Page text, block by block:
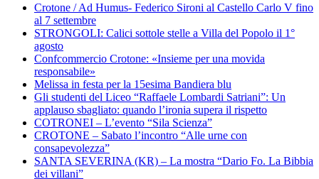
Crotone / Ad Humus- Federico Sironi al Castello Carlo V fino
al 7 settembre
STRONGOLI: Calici sottole stelle a Villa del Popolo il 1°
agosto
Confcommercio Crotone: «Insieme per una movida
responsabile»
Melissa in festa per la 15esima Bandiera blu
Gli studenti del Liceo “Raffaele Lombardi Satriani”: Un
applauso sbagliato: quando l’ironia supera il rispetto
COTRONEI – L’evento “Sila Scienza”
CROTONE – Sabato l’incontro “Alle urne con
consapevolezza”
SANTA SEVERINA (KR) – La mostra “Dario Fo. La Bibbia
dei villani”